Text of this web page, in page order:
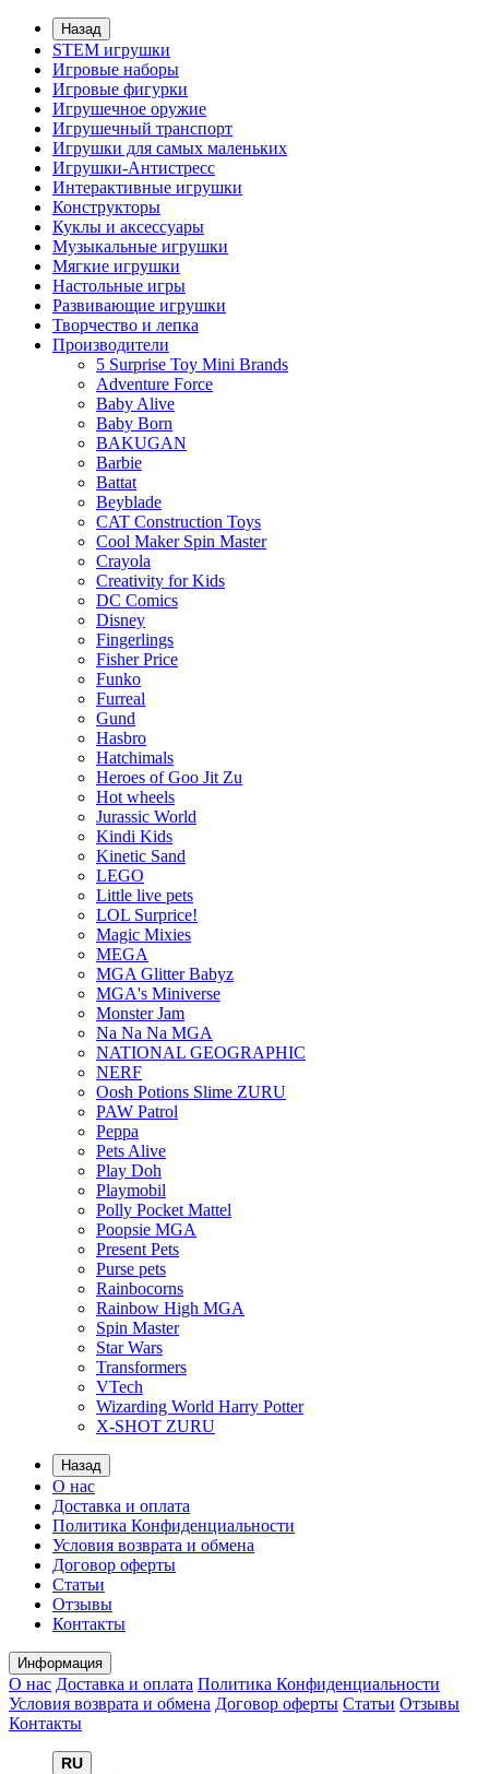
Назад
STEM игрушки
Игровые наборы
Игровые фигурки
Игрушечное оружие
Игрушечный транспорт
Игрушки для самых маленьких
Игрушки-Антистресс
Интерактивные игрушки
Конструкторы
Куклы и аксессуары
Музыкальные игрушки
Мягкие игрушки
Настольные игры
Развивающие игрушки
Творчество и лепка
Производители
5 Surprise Toy Mini Brands
Adventure Force
Baby Alive
Baby Born
BAKUGAN
Barbie
Battat
Beyblade
CAT Construction Toys
Cool Maker Spin Master
Crayola
Creativity for Kids
DC Comics
Disney
Fingerlings
Fisher Price
Funko
Furreal
Gund
Hasbro
Hatchimals
Heroes of Goo Jit Zu
Hot wheels
Jurassic World
Kindi Kids
Kinetic Sand
LEGO
Little live pets
LOL Surprice!
Magic Mixies
MEGA
MGA Glitter Babyz
MGA's Miniverse
Monster Jam
Na Na Na MGA
NATIONAL GEOGRAPHIC
NERF
Oosh Potions Slime ZURU
PAW Patrol
Peppa
Pets Alive
Play Doh
Playmobil
Polly Pocket Mattel
Poopsie MGA
Present Pets
Purse pets
Rainbocorns
Rainbow High MGA
Spin Master
Star Wars
Transformers
VTech
Wizarding World Harry Potter
X-SHOT ZURU
Назад
О нас
Доставка и оплата
Политика Конфиденциальности
Условия возврата и обмена
Договор оферты
Статьи
Отзывы
Контакты
Информация
О нас Доставка и оплата Политика Конфиденциальности
Условия возврата и обмена Договор оферты Статьи Отзывы
Контакты
RU